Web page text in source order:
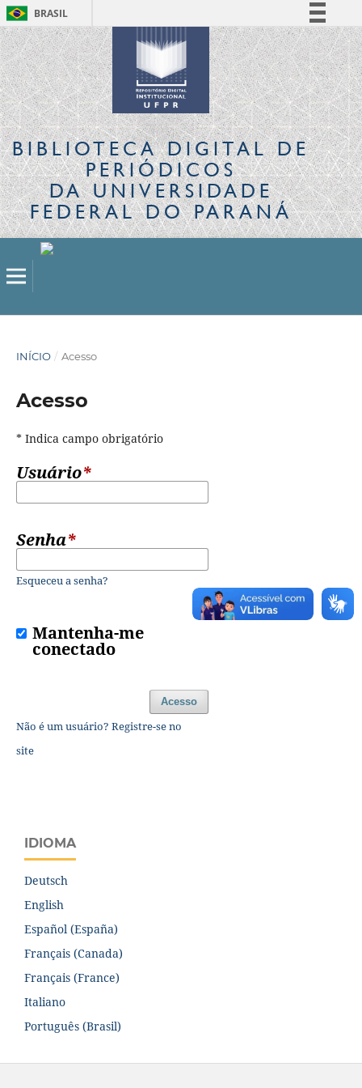
BRASIL
Simplifique!
Comunica BR
Participe
Acesso à informação
Legislação
Canais
BIBLIOTECA DIGITALDE
PERIÓDICOS
DA UNIVERSIDADE
FEDERAL DO PARANÁ
INÍCIO / Acesso
Acesso
* Indica campo obrigatório
Usuário*
Senha*
Esqueceu a senha?
Mantenha-me
conectado
Acesso
Não é um usuário? Registre-se no
site
IDIOMA
Deutsch
English
Español (España)
Français (Canada)
Français (France)
Italiano
Português (Brasil)